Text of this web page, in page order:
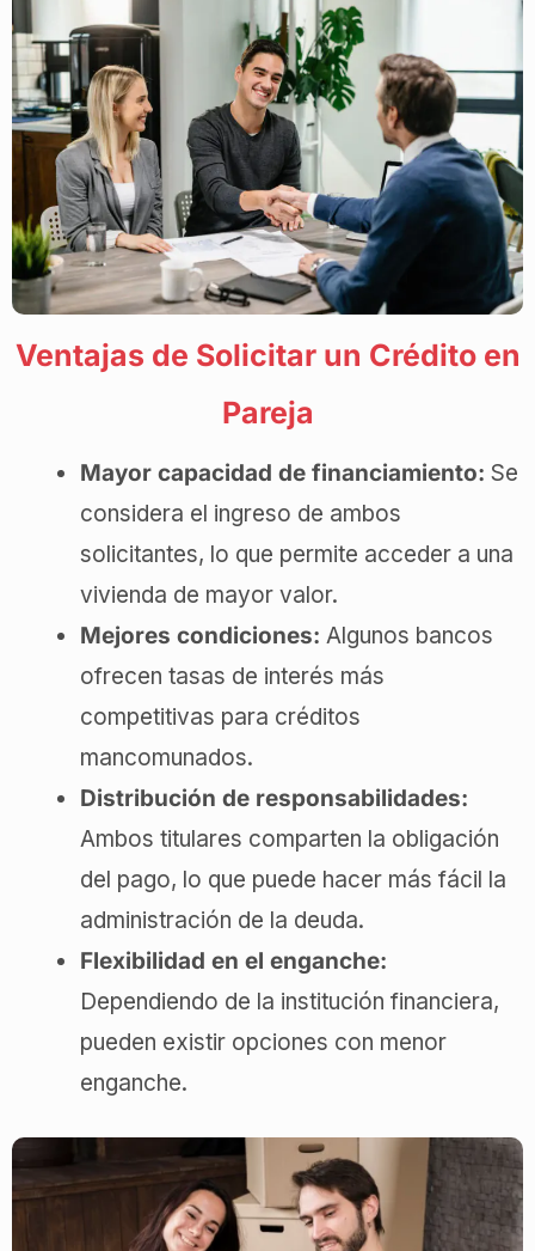
Ventajas de Solicitar un Crédito en
Pareja
Mayor capacidad de financiamiento: Se
considera el ingreso de ambos
solicitantes, lo que permite acceder a una
vivienda de mayor valor.
Mejores condiciones: Algunos bancos
ofrecen tasas de interés más
competitivas para créditos
mancomunados.
Distribución de responsabilidades:
Ambos titulares comparten la obligación
del pago, lo que puede hacer más fácil la
administración de la deuda.
Flexibilidad en el enganche:
Dependiendo de la institución financiera,
pueden existir opciones con menor
enganche.